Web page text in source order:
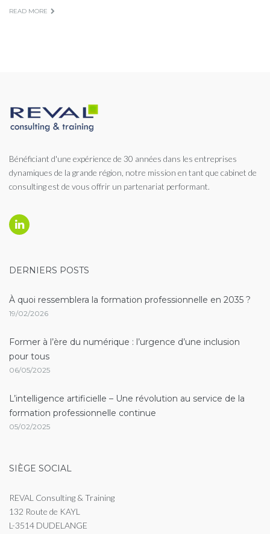
READ MORE
Bénéficiant d'une expérience de 30 années dans les entreprises
dynamiques de la grande région, notre mission en tant que cabinet de
consulting est de vous offrir un partenariat performant.
DERNIERS POSTS
À quoi ressemblera la formation professionnelle en 2035 ?
19/02/2026
Former à l’ère du numérique : l’urgence d’une inclusion
pour tous
06/05/2025
L’intelligence artificielle – Une révolution au service de la
formation professionnelle continue
05/02/2025
SIÈGE SOCIAL
REVAL Consulting & Training
132 Route de KAYL
L-3514 DUDELANGE